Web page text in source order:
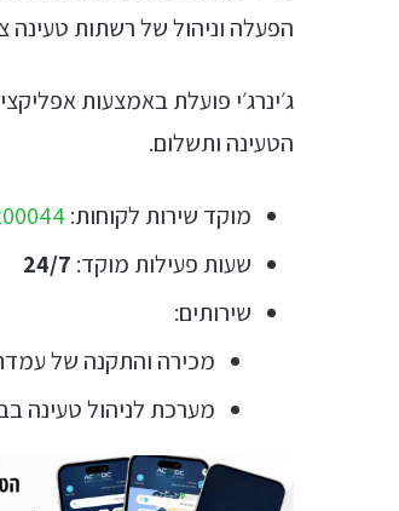
הפעלה וניהול של רשתות טעינה
ג׳ינרג׳י פועלת באמצעות
הטעינה ותשלום.
מוקד שירות לקוחות:
שעות פעילות מוקד: 24/7
שירותים:
מכירה והתקנה של
מערכת לניהול טעינה